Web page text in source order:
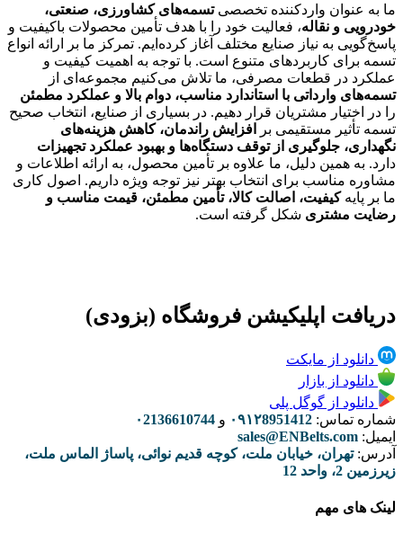
ما به عنوان واردکننده تخصصیتسمه‌های کشاورزی، صنعتی،
خودرویی و نقاله، فعالیت خود را با هدف تأمین محصولات باکیفیت و
پاسخ‌گویی به نیاز صنایع مختلف آغاز کرده‌ایم. تمرکز ما بر ارائه انواع
تسمه برای کاربردهای متنوع است. با توجه به اهمیت کیفیت و
عملکرد در قطعات مصرفی، ما تلاش می‌کنیم مجموعه‌ای از
تسمه‌های وارداتی با استاندارد مناسب، دوام بالا و عملکرد مطمئن
را در اختیار مشتریان قرار دهیم. در بسیاری از صنایع، انتخاب صحیح
تسمه تأثیر مستقیمی بر
افزایش راندمان، کاهش هزینه‌های
نگهداری، جلوگیری از توقف دستگاه‌ها و بهبود عملکرد تجهیزات
دارد. به همین دلیل، ما علاوه بر تأمین محصول، به ارائه اطلاعات و
مشاوره مناسب برای انتخاب بهتر نیز توجه ویژه داریم. اصول کاری
ما بر پایهکیفیت، اصالت کالا، تأمین مطمئن، قیمت مناسب و
رضایت مشتری شکل گرفته است.
دریافت اپلیکیشن فروشگاه (بزودی)
دانلود از مایکت
دانلود از بازار
دانلود از گوگل پلی
شماره تماس: ۰۹۱۲8951412 و ۰2136610744
ایمیل: sales@ENBelts.com
آدرس:تهران، خیابان ملت، کوچه قدیم نوائی، پاساژ الماس ملت،
زیرزمین 2، واحد 12
لینک های مهم